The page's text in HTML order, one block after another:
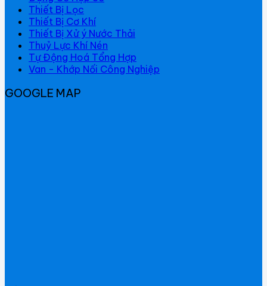
Thiết Bị Lọc
Thiết Bị Cơ Khí
Thiết Bị Xử ý Nước Thải
Thuỷ Lực Khí Nén
Tự Động Hoá Tổng Hợp
Van - Khớp Nối Công Nghiệp
GOOGLE MAP